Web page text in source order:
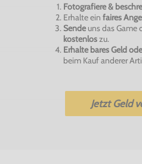
Fotografiere &
Erhalte ein faires
Sendeuns das Game
kostenloszu.
Erhalte bares Geld
beim Kauf anderer
Jetzt Geld